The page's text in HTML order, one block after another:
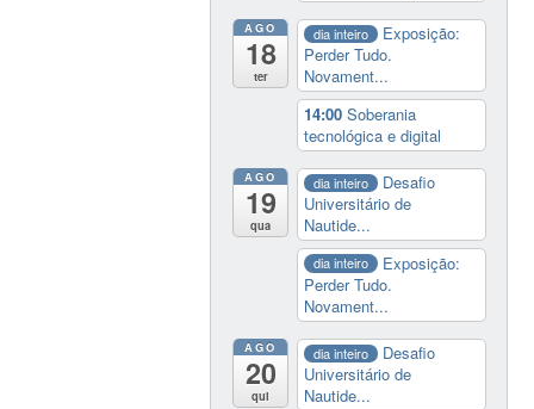
AGO
18
ter
dia inteiro
Exposição:
Perder Tudo.
Novament...
14:00Soberania
tecnológica e digital
AGO
19
qua
dia inteiro
Desafio
Universitário de
Nautide...
dia inteiro
Exposição:
Perder Tudo.
Novament...
AGO
20
qui
dia inteiro
Desafio
Universitário de
Nautide...